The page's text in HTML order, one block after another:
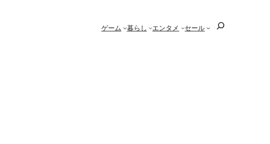
ゲーム 暮らし エンタメ セール